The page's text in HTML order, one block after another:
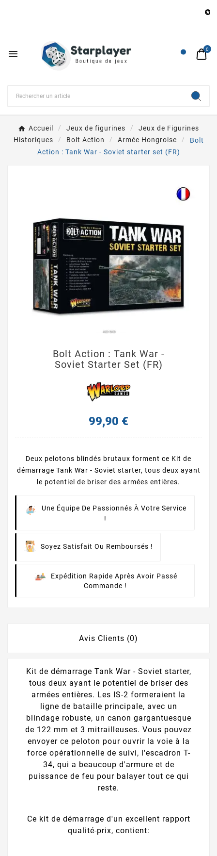

 0
Accueil Jeux de figurines
Jeux de Figurines
Historiques
Bolt Action Armée Hongroise
Bolt
Action : Tank War - Soviet starter set (FR)
Bolt Action : Tank War -
Soviet Starter Set (FR)
99,90 €
Deux pelotons blindés brutaux forment ce Kit de
démarrage Tank War - Soviet starter, tous deux ayant
le potentiel de briser des armées entières.
Une Équipe De Passionnés À Votre Service
!
Soyez Satisfait Ou Remboursés !
Expédition Rapide Après Avoir Passé
Commande !
Avis Clients (0)
Kit de démarrage Tank War - Soviet starter,
tous deux ayant le potentiel de briser des
armées entières. Les IS-2 formeraient la
ligne de bataille principale, avec un
blindage robuste, un canon gargantuesque
de 122 mm et 3 mitrailleuses. Vous pouvez
envoyer ce peloton pour ouvrir la voie à la
force opérationnelle de suivi, l'escadron T-
34, qui a beaucoup d'armure et de
puissance de feu pour balayer tout ce qui
reste.
Ce kit de démarrage d'un excellent rapport
qualité-prix, contient: